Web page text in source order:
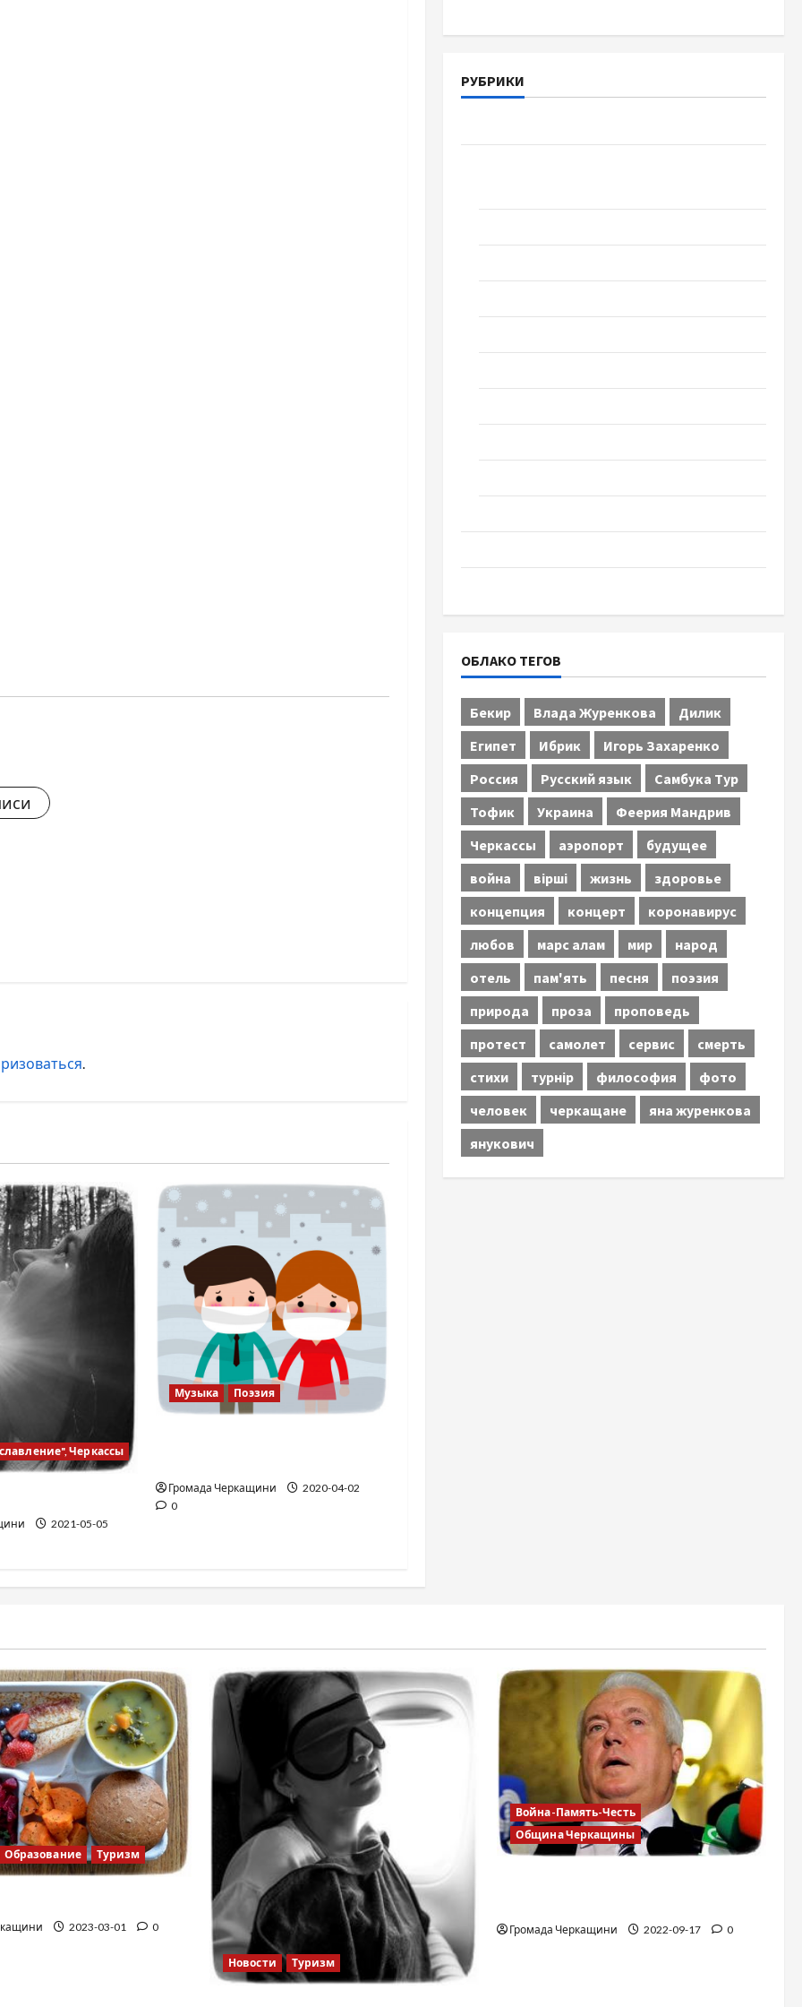
.
Черкассы
2021-05-05
Музыка Поэзия
Громада Черкащини
2020-04-02
0
РУБРИКИ
ОБЛАКО ТЕГОВ
Бекир Влада Журенкова
Дилик
Египет
Ибрик
Игорь Захаренко
Россия
Русский язык
Самбука Тур
Тофик
Украина
Феерия Мандрив
Черкассы
аэропорт
будущее
война
вірші жизнь
здоровье
концепция
концерт
коронавирус
любов
марс алам мир
народ
отель
пам'ять песня
поэзия
природа
проза
проповедь
протест
самолет сервис
смерть
стихи
турнір философия
фото
человек
черкащане
яна журенкова
янукович
Образование Туризм
2023-03-01 0
Новости Туризм
Война-Память-Честь
Община Черкащины
Громада Черкащини 2022-09-17 0